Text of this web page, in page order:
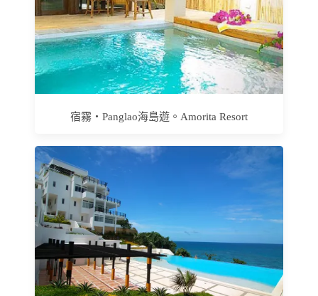
宿霧‧Panglao海島遊。Amorita Resort